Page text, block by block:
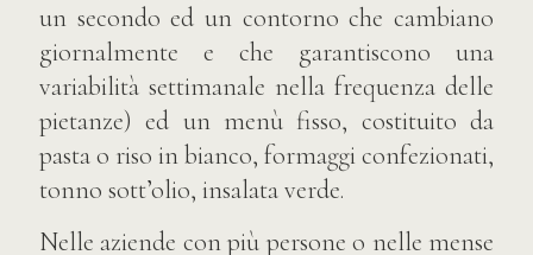
un secondo ed un contorno che cambiano
giornalmente e che garantiscono una
variabilità settimanale nella frequenza delle
pietanze) ed un menù fisso, costituito da
pasta o riso in bianco, formaggi confezionati,
tonno sott’olio, insalata verde.
Nelle aziende con più persone o nelle mense